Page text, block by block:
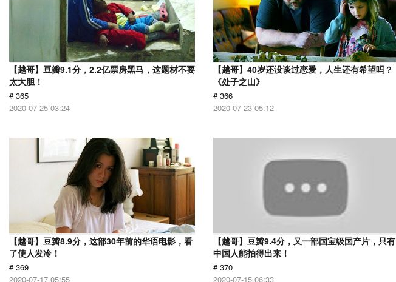
【越哥】豆瓣9.1分，2.2亿票房黑马，这题材不要
太大胆！
# 365
2020-07-25 03:24
【越哥】40岁还没谈过恋爱，人生还有希望吗？
《处子之山》
# 366
2020-07-23 05:12
【越哥】豆瓣8.9分，这部30年前的华语电影，看
了使人发冷！
# 369
2020-07-17 05:55
【越哥】豆瓣9.4分，又一部国宝级国产片，只有
中国人能拍得出来！
# 370
2020-07-15 06:33